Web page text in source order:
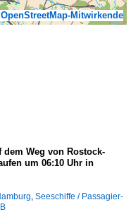
OpenStreetMap-Mitwirkende
Weg von Rostock-
um 06:10 Uhr in
, Seeschiffe / Passagier-